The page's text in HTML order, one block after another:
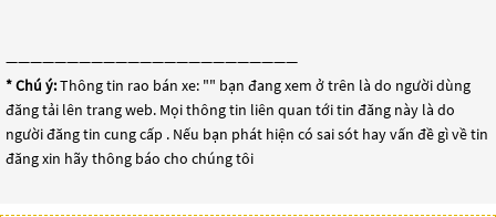
————————————————————————
* Chú ý:Thông tin rao bán xe: "" bạn đang xem ở trên là do người dùng
đăng tải lên trang web. Mọi thông tin liên quan tới tin đăng này là do
người đăng tin cung cấp . Nếu bạn phát hiện có sai sót hay vấn đề gì về tin
đăng xin hãy thông báo cho chúng tôi